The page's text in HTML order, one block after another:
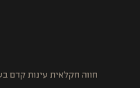
חווה חקלאית עינות קדם בע"מ